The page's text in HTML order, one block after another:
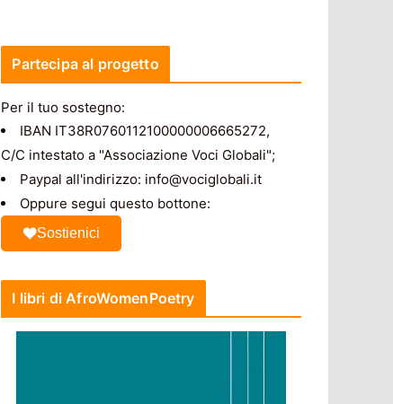
Partecipa al progetto
Per il tuo sostegno:
IBAN IT38R0760112100000006665272,
C/C intestato a "Associazione Voci Globali";
Paypal all'indirizzo: info@vociglobali.it
Oppure segui questo bottone:
Sostienici
I libri di AfroWomenPoetry